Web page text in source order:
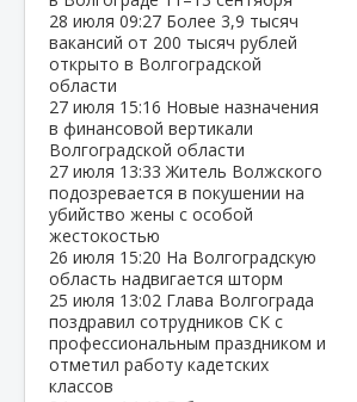
28 июля 09:27 Более 3,9 тысяч
вакансий от 200 тысяч рублей
открыто в Волгоградской
области
27 июля 15:16 Новые назначения
в финансовой вертикали
Волгоградской области
27 июля 13:33Житель Волжского
подозревается в покушении на
убийство жены с особой
жестокостью
26 июля 15:20 На Волгоградскую
область надвигается шторм
25 июля 13:02 Глава Волгограда
поздравил сотрудников СК с
профессиональным праздником и
отметил работу кадетских
классов